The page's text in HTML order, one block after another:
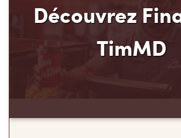
TimMD